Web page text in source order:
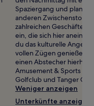
Spaziergang und plane
anderen Zwischenstopp
zahlreichen Geschäften
ein, die sich hier
du das kulturelle
vollen Zügen genießen
einen Abstecher hierhin:
Amusement & Sports
Golfclub und Tanger
Weniger anzeigen
Unterkünfte anzeigen